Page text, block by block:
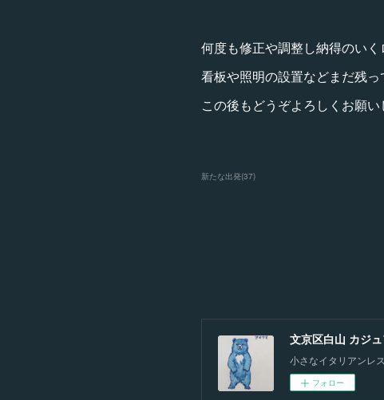
何度も修正や調整し納得のいく
看板や照明の設置などまだ残っ
この後もどうぞよろしくお願い
新たな出発(37)
文京区白山 カジ
小さなイタリアンレ
フォロー